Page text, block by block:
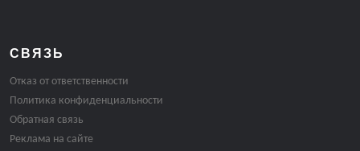
СВЯЗЬ
Отказ от ответственности
Политика конфиденциальности
Обратная связь
Реклама на сайте